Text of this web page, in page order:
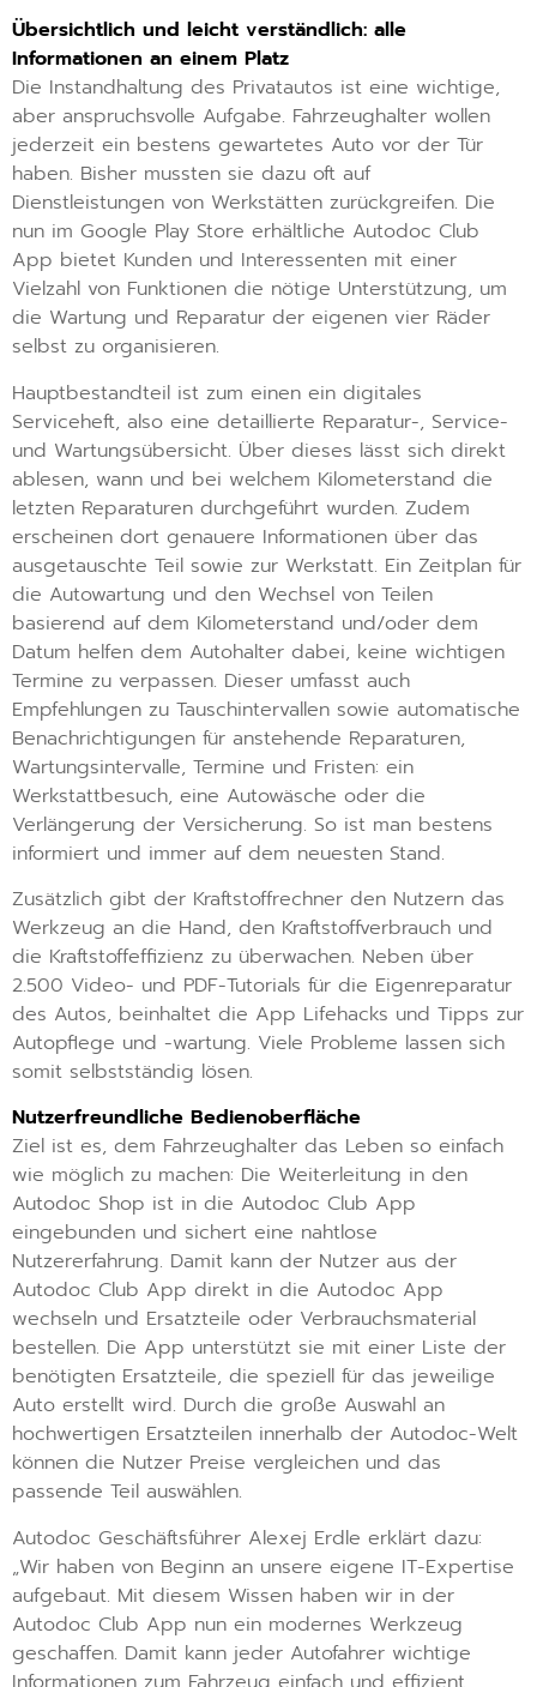
Übersichtlich und leicht verständlich: alle
Informationen an einem Platz
Die Instandhaltung des Privatautos ist eine wichtige,
aber anspruchsvolle Aufgabe. Fahrzeughalter wollen
jederzeit ein bestens gewartetes Auto vor der Tür
haben. Bisher mussten sie dazu oft auf
Dienstleistungen von Werkstätten zurückgreifen. Die
nun im Google Play Store erhältliche Autodoc Club
App bietet Kunden und Interessenten mit einer
Vielzahl von Funktionen die nötige Unterstützung, um
die Wartung und Reparatur der eigenen vier Räder
selbst zu organisieren.
Hauptbestandteil ist zum einen ein digitales
Serviceheft, also eine detaillierte Reparatur-, Service-
und Wartungsübersicht. Über dieses lässt sich direkt
ablesen, wann und bei welchem Kilometerstand die
letzten Reparaturen durchgeführt wurden. Zudem
erscheinen dort genauere Informationen über das
ausgetauschte Teil sowie zur Werkstatt. Ein Zeitplan für
die Autowartung und den Wechsel von Teilen
basierend auf dem Kilometerstand und/oder dem
Datum helfen dem Autohalter dabei, keine wichtigen
Termine zu verpassen. Dieser umfasst auch
Empfehlungen zu Tauschintervallen sowie automatische
Benachrichtigungen für anstehende Reparaturen,
Wartungsintervalle, Termine und Fristen: ein
Werkstattbesuch, eine Autowäsche oder die
Verlängerung der Versicherung. So ist man bestens
informiert und immer auf dem neuesten Stand.
Zusätzlich gibt der Kraftstoffrechner den Nutzern das
Werkzeug an die Hand, den Kraftstoffverbrauch und
die Kraftstoffeffizienz zu überwachen. Neben über
2.500 Video- und PDF-Tutorials für die Eigenreparatur
des Autos, beinhaltet die App Lifehacks und Tipps zur
Autopflege und -wartung. Viele Probleme lassen sich
somit selbstständig lösen.
Nutzerfreundliche Bedienoberfläche
Ziel ist es, dem Fahrzeughalter das Leben so einfach
wie möglich zu machen: Die Weiterleitung in den
Autodoc Shop ist in die Autodoc Club App
eingebunden und sichert eine nahtlose
Nutzererfahrung. Damit kann der Nutzer aus der
Autodoc Club App direkt in die Autodoc App
wechseln und Ersatzteile oder Verbrauchsmaterial
bestellen. Die App unterstützt sie mit einer Liste der
benötigten Ersatzteile, die speziell für das jeweilige
Auto erstellt wird. Durch die große Auswahl an
hochwertigen Ersatzteilen innerhalb der Autodoc-Welt
können die Nutzer Preise vergleichen und das
passende Teil auswählen.
Autodoc Geschäftsführer Alexej Erdle erklärt dazu:
„Wir haben von Beginn an unsere eigene IT-Expertise
aufgebaut. Mit diesem Wissen haben wir in der
Autodoc Club App nun ein modernes Werkzeug
geschaffen. Damit kann jeder Autofahrer wichtige